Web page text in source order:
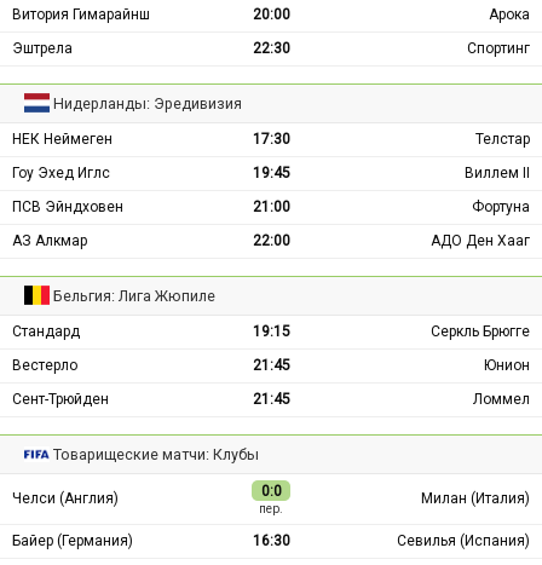
Витория Гимарайнш 20:00
Арока
Эштрела
22:30 Спортинг
Нидерланды: Эредивизия
НЕК Неймеген 17:30
Телстар
Гоу Эхед Иглс
19:45
Виллем II
ПСВ Эйндховен
21:00
Фортуна
АЗ Алкмар
22:00 АДО Ден Хааг
Бельгия: Лига Жюпиле
Стандард 19:15
Серкль Брюгге
Вестерло
21:45
Юнион
Сент-Трюйден
21:45 Ломмел
Товарищеские матчи: Клубы
Челси (Англия) 0:0
пер.
Милан (Италия)
Байер (Германия) 16:30
Севилья (Испания)